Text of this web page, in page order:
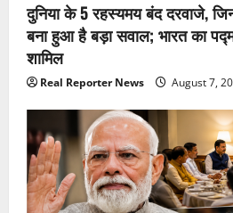
दुनिया के 5 रहस्यमय बंद दरवाजे,
बना हुआ है बड़ा सवाल; भारत का
शामिल
Real Reporter News August 7,